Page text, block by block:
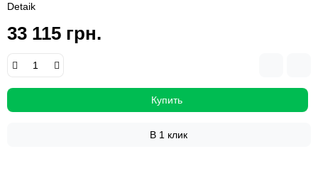
Detaik
33 115 грн.
Купить
В 1 клик